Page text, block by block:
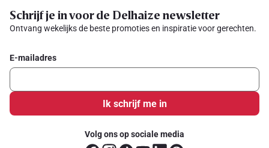
Schrijf je in voor de Delhaize newsletter
Ontvang wekelijks de beste promoties en inspiratie voor gerechten.
E-mailadres
Ik schrijf me in
Volg ons op sociale media